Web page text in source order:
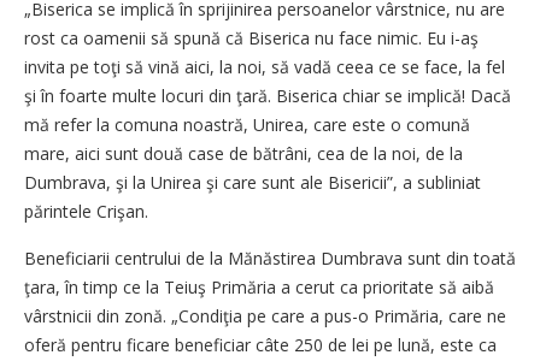
„Biserica se implică în sprijinirea persoanelor vârstnice, nu are
rost ca oamenii să spună că Biserica nu face nimic. Eu i-aş
invita pe toţi să vină aici, la noi, să vadă ceea ce se face, la fel
şi în foarte multe locuri din ţară. Biserica chiar se implică! Dacă
mă refer la comuna noastră, Unirea, care este o comună
mare, aici sunt două case de bătrâni, cea de la noi, de la
Dumbrava, şi la Unirea şi care sunt ale Bisericii”, a sub­liniat
părintele Crişan.
Beneficiarii centrului de la Mănăstirea Dumbrava sunt din toată
ţara, în timp ce la Teiuş Primăria a cerut ca prioritate să aibă
vârstnicii din zonă. „Condiţia pe care a pus-o Primăria, care ne
oferă pentru ficare beneficiar câte 250 de lei pe lună, este ca